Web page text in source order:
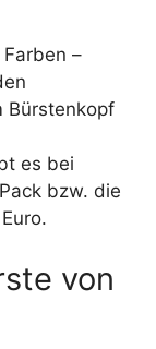
–
Bürstenkopf
es bei
bzw. die
von